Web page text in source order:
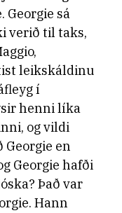
Georgie sá
verið til taks,
leikskáldinu
í
henni líka
og vildi
en
Georgie hafði
Það var
Hann